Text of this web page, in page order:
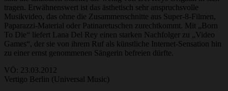
tragen. Erwähnenswert ist das ästhetisch sehr anspruchsvolle
Musikvideo, das ohne die Zusammenschnitte aus Super-8-Filmen,
Paparazzi-Material oder Patinaretuschen zurechtkommt. Mit „Born
To Die“ liefert Lana Del Rey einen starken Nachfolger zu „Video
Games“, der sie von ihrem Ruf als künstliche Internet-Sensation hin
zu einer ernst genommenen Sängerin befreien dürfte.
VÖ: 23.03.2012
Vertigo Berlin (Universal Music)